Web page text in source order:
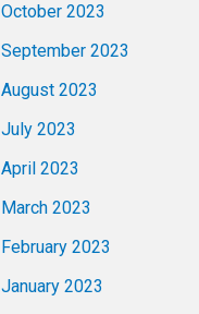
October 2023
September 2023
August 2023
July 2023
April 2023
March 2023
February 2023
January 2023